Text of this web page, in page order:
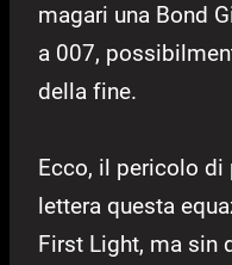
magari una Bond
a 007,
della fine.
Ecco, il pericolo di
lettera questa
First Light, ma sin